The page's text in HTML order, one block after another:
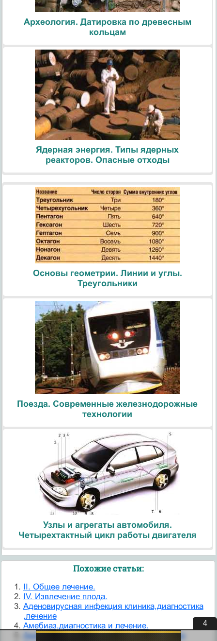
Археология. Датировка по древесным
кольцам
Ядерная энергия. Типы ядерных
реакторов. Опасные отходы
Основы геометрии. Линии и углы.
Треугольники
Поезда. Современные железнодорожные
технологии
Узлы и агрегаты автомобиля.
Четырехтактный цикл работы двигателя
Похожие статьи:
II. Общее лечение.
IV. Извлечение плода.
Аденовирусная инфекция клиника,диагностика
,лечение
Амебиаз,диагностика и лечение.
Амебиаз. Клиника, диагностика и лечение
3